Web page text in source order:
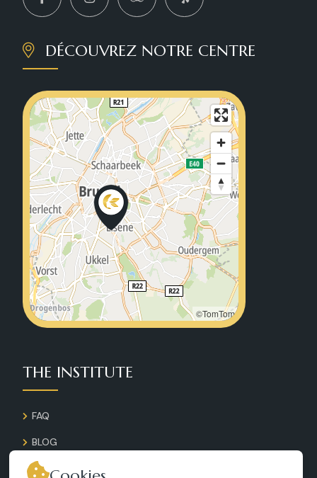
DÉCOUVREZ NOTRE CENTRE
©TomTom
THE INSTITUTE
FAQ
BLOG
GALLERY